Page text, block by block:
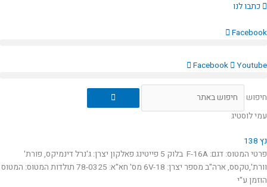
דילוגכתבו לנו
Facebook
Facebook Youtube
חיפוש
עמי לוסטיג
נץ 138
פרטי המטוס: דגם: F-16A בלוק 5 פייטינג פאלקון יצרן: ג'נרל דינמיקס, פורת'
וורת',טקסס, ארה"ב מספר יצרן: 6V-18 מס' חא"א: 78-0325 תולדות המטוס: המטוס
הוזמן ע"י